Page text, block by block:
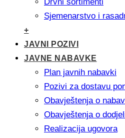
Sjemenarstvo i
+
JAVNI POZIVI
JAVNE NABAVKE
Plan javnih nabavki
Pozivi za dostavu
Obavještenja o
Obavještenja o
Realizacija ugovora